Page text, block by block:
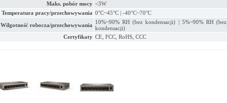
Maks. pobór mocy <3W
Temperatura pracy/przechowywania 0°C~45°C | -40°C~70°C
Wilgotność robocza/przechowywania 10%~90% RH (bez kondensacji) | 5%~90% RH (bez
kondensacji)
Certyfikaty CE, FCC, RoHS, CCC